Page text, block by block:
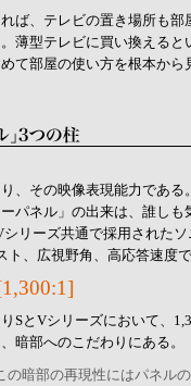
ば、テレビの置き場所も
薄型テレビに買い換える
て部屋の使い方を根本か
、その映像表現能力である
パネル」の出来は、誰しも
リーズ共通で採用された
ト、広視野角、高応答速度
SとVシリーズにおいて、
暗部へのこだわりにある。
の暗部の再現性にはパネル